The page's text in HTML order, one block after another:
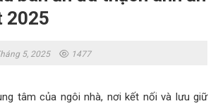
2025
5, 2025 1477
tâm của ngôi nhà, nơi kết nối và lưu giữ